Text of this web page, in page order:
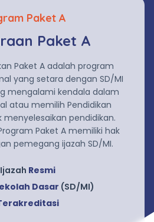
Paket A
Paket A
Paket A adalah program
yang setara dengan SD/MI
mengalami kendala dalam
atau memilih Pendidikan
pendidikan.
Paket A memiliki hak
pemegang ijazah SD/MI.
Ijazah Resmi
Dasar (SD/MI)